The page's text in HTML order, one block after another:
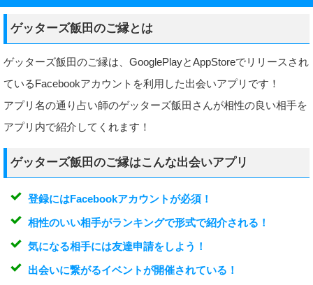
ゲッターズ飯田のご縁とは
ゲッターズ飯田のご縁は、GooglePlayとAppStoreでリリースされ
ているFacebookアカウントを利用した出会いアプリです！
アプリ名の通り占い師のゲッターズ飯田さんが相性の良い相手を
アプリ内で紹介してくれます！
ゲッターズ飯田のご縁はこんな出会いアプリ
登録にはFacebookアカウントが必須！
相性のいい相手がランキングで形式で紹介される！
気になる相手には友達申請をしよう！
出会いに繋がるイベントが開催されている！